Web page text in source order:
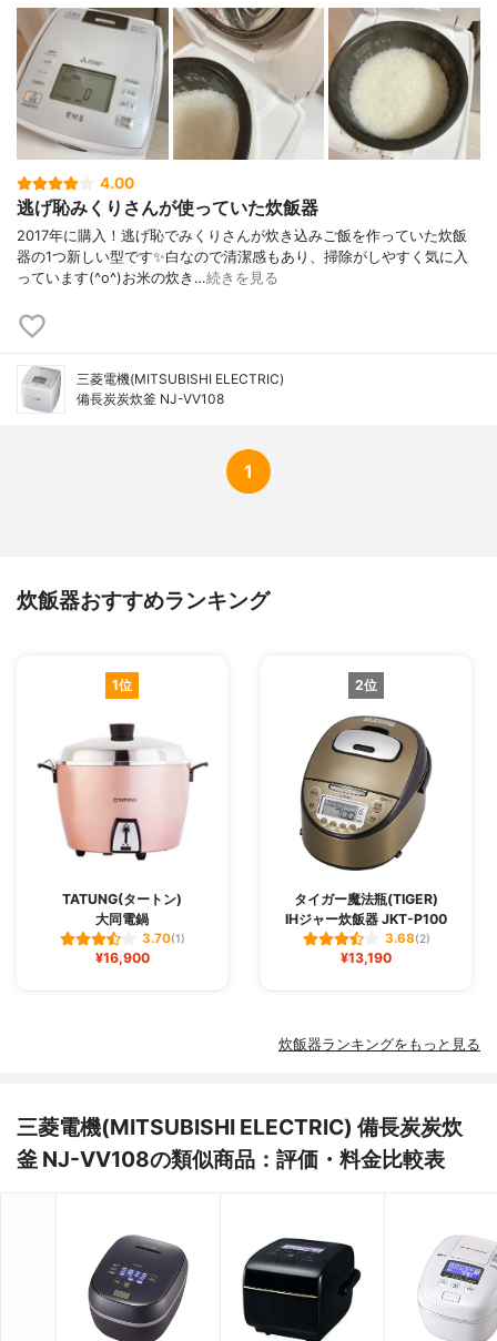
4.00
逃げ恥みくりさんが使っていた炊飯器
2017年に購入！逃げ恥でみくりさんが炊き込みご飯を作っていた炊飯
器の1つ新しい型です✨白なので清潔感もあり、掃除がしやすく気に入
っています(^o^)お米の炊き…続きを見る
三菱電機(MITSUBISHI ELECTRIC)
備長炭炭炊釜 NJ-VV108
1
炊飯器おすすめランキング
1位
TATUNG(タートン)
大同電鍋
3.70(1)
¥16,900
2位
タイガー魔法瓶(TIGER)
IHジャー炊飯器 JKT-P100
3.68(2)
¥13,190
炊飯器ランキングをもっと見る
三菱電機(MITSUBISHI ELECTRIC) 備長炭炭炊
釜 NJ-VV108の類似商品：評価・料金比較表